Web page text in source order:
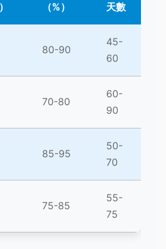
（%）
天數
80-90
45-
60
70-80
60-
90
85-95
50-
70
75-85
55-
75